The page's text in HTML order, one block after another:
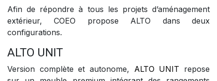
Afin de répondre à tous les projets d’aménagement
extérieur, COEO propose ALTO dans deux
configurations.
ALTO UNIT
Version complète et autonome, ALTO UNIT repose